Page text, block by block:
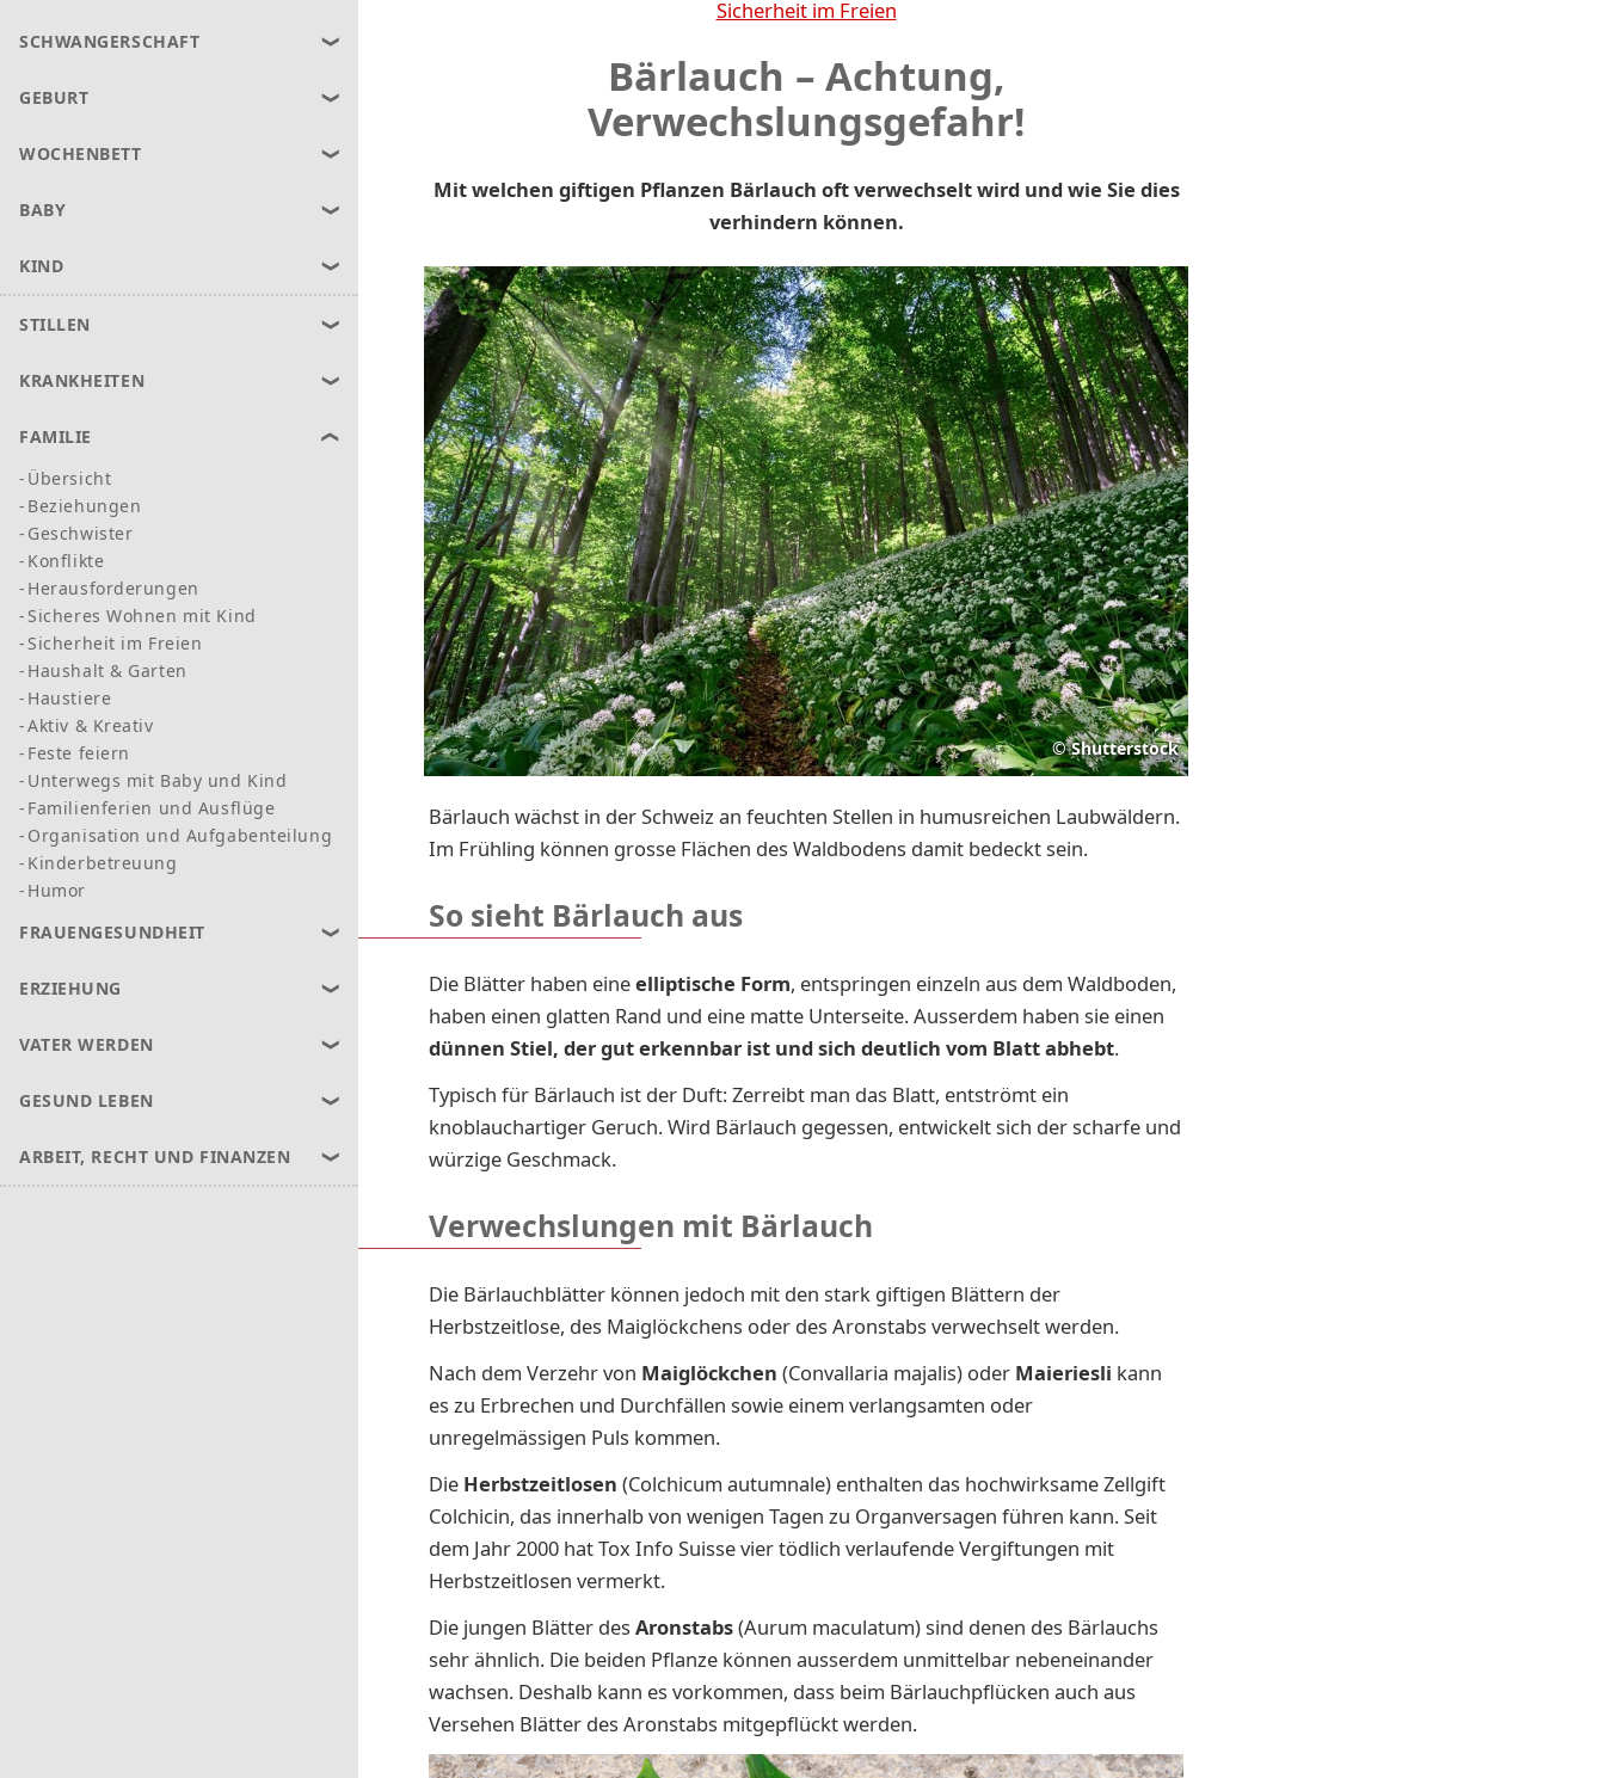
SCHWANGERSCHAFT
GEBURT
WOCHENBETT
BABY
KIND
STILLEN
KRANKHEITEN
FAMILIE
Übersicht
Beziehungen
Geschwister
Konflikte
Herausforderungen
Sicheres Wohnen mit Kind
Sicherheit im Freien
Haushalt & Garten
Haustiere
Aktiv & Kreativ
Feste feiern
Unterwegs mit Baby und Kind
Familienferien und Ausflüge
Organisation und Aufgabenteilung
Kinderbetreuung
Humor
FRAUENGESUNDHEIT
ERZIEHUNG
VATER WERDEN
GESUND LEBEN
ARBEIT, RECHT UND FINANZEN
Sicherheit im Freien
Bärlauch – Achtung,
Verwechslungsgefahr!
Mit welchen giftigen Pflanzen Bärlauch oft verwechselt wird und wie Sie dies
verhindern können.
© Shutterstock
Bärlauch wächst in der Schweiz an feuchten Stellen in humusreichen Laubwäldern.
Im Frühling können grosse Flächen des Waldbodens damit bedeckt sein.
So sieht Bärlauch aus
Die Blätter haben eineelliptische Form, entspringen einzeln aus dem Waldboden,
haben einen glatten Rand und eine matte Unterseite. Ausserdem haben sie einen
dünnen Stiel, der gut erkennbar ist und sich deutlich vom Blatt abhebt.
Typisch für Bärlauch ist der Duft: Zerreibt man das Blatt, entströmt ein
knoblauchartiger Geruch. Wird Bärlauch gegessen, entwickelt sich der scharfe und
würzige Geschmack.
Verwechslungen mit Bärlauch
Die Bärlauchblätter können jedoch mit den stark giftigen Blättern der
Herbstzeitlose, des Maiglöckchens oder des Aronstabs verwechselt werden.
Nach dem Verzehr von Maiglöckchen (Convallaria majalis) oder Maieriesli kann
es zu Erbrechen und Durchfällen sowie einem verlangsamten oder
unregelmässigen Puls kommen.
Die Herbstzeitlosen (Colchicum autumnale) enthalten das hochwirksame Zellgift
Colchicin, das innerhalb von wenigen Tagen zu Organversagen führen kann. Seit
dem Jahr 2000 hat Tox Info Suisse vier tödlich verlaufende Vergiftungen mit
Herbstzeitlosen vermerkt.
Die jungen Blätter des Aronstabs(Aurum maculatum)sind denen des Bärlauchs
sehr ähnlich. Die beiden Pflanze können ausserdem unmittelbar nebeneinander
wachsen. Deshalb kann es vorkommen, dass beim Bärlauchpflücken auch aus
Versehen Blätter des Aronstabs mitgepflückt werden.